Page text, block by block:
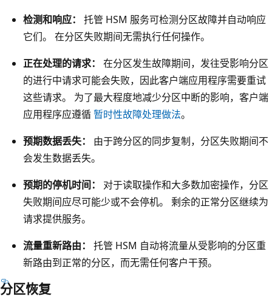
个
箭
检测和响应：
托管 HSM 服务可检测分区故障并自动响应
它们。 在分区失败期间无需执行任何操作。
正在处理的请求：
在分区发生故障期间，发往受影响分区
的进行中请求可能会失败，因此客户端应用程序需要重试
这些请求。 为了最大程度地减少分区中断的影响，客户端
应用程序应遵循暂时性故障处理做法。
预期数据丢失：
由于跨分区的同步复制，分区失败期间不
会发生数据丢失。
预期的停机时间：
对于读取操作和大多数加密操作，分区
失败期间应尽可能少或不会停机。 剩余的正常分区继续为
请求提供服务。
流量重新路由：
托管 HSM 自动将流量从受影响的分区重
新路由到正常的分区，而无需任何客户干预。
分区恢复